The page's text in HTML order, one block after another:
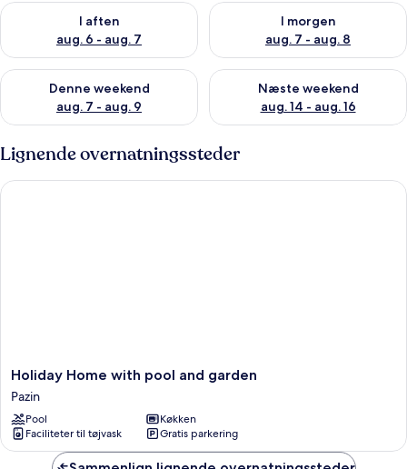
I aften
aug. 6 - aug. 7
Tjek tilgængelighed for i aften aug. 6 - aug. 7
I morgen
aug. 7 - aug. 8
Tjek tilgængelighed for i
Denne weekend
aug. 7 - aug. 9
Tjek tilgængelighed for denne weekend aug. 7 - aug. 9
Næste weekend
aug. 14 - aug. 16
Tjek tilgængelighed for næste
Lignende overnatningssteder
Holiday
Home
with
pool
and
garden
Holiday Home with pool and garden
Pazin
Pool
Køkken
Faciliteter til tøjvask
Gratis parkering
Holiday Home with pool and garden